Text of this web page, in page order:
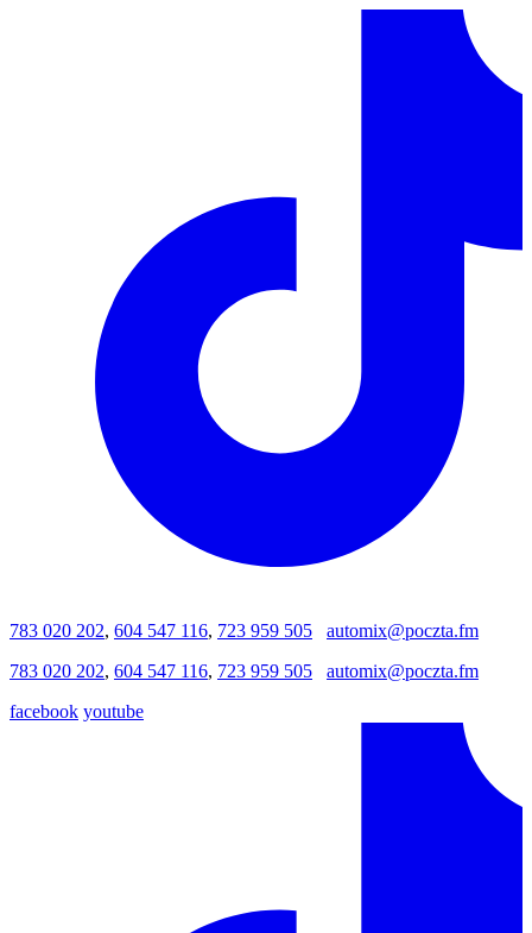
783 020 202, 604 547 116, 723 959 505
automix@poczta.fm
783 020 202, 604 547 116, 723 959 505
automix@poczta.fm
facebook youtube